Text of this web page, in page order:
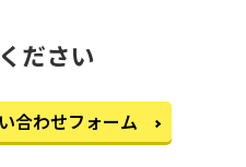
ださい
合わせフォーム